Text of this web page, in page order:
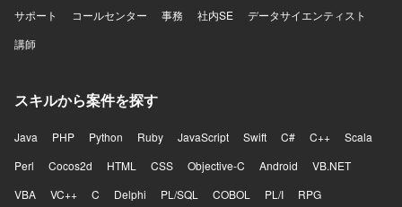
サポート
コールセンター 事務 社内SE
データサイエンティスト
講師
スキルから案件を探す
Java PHP Python Ruby JavaScript Swift C# C++
Scala
Perl
Cocos2d HTML CSS Objective-C Android
VB.NET
VBA
VC++ C Delphi PL/SQL COBOL PL/I
RPG